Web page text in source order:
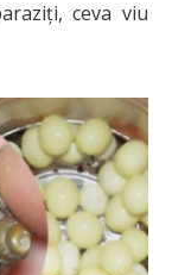
ceva viu